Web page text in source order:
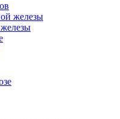
железы